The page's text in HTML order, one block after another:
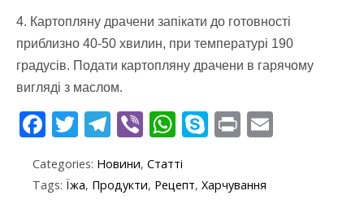
4. Картопляну драчени запікати до готовності
приблизно 40-50 хвилин, при температурі 190
градусів. Подати картопляну драчени в гарячому
вигляді з маслом.
F
e
b
T
itt
er
T
e
gr
Vi
er
W
at
S
y
p
Pr
t
Categories: Новини, Статті
Tags: Їжа, Продукти, Рецепт, Харчування